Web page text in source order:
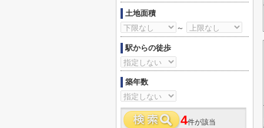
土地面積
～
駅からの徒歩
築年数
4件が該当